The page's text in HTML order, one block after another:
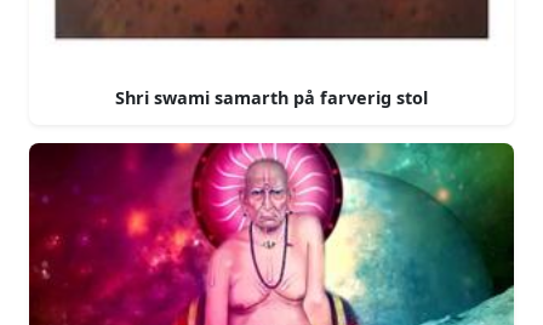
Shri swami samarth på farverig stol